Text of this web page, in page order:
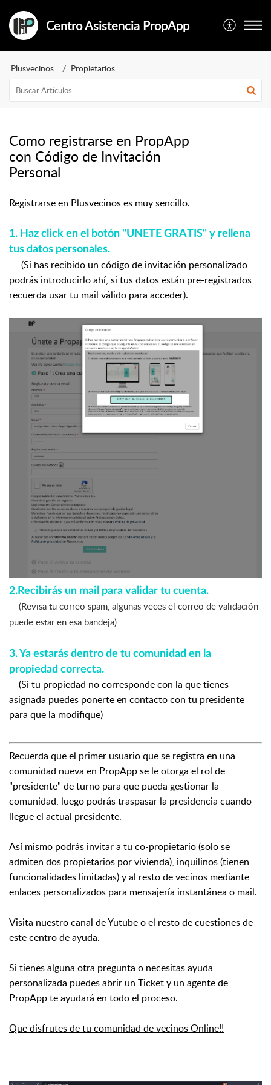
Centro Asistencia PropApp
Plusvecinos Propietarios
Como registrarse en PropApp
con Código de Invitación
Personal
Registrarse en Plusvecinos es muy sencillo.
1. Haz click en el botón "UNETE GRATIS" y rellena
tus datos personales.
(Si has recibido un código de invitación personalizado
podrás introducirlo ahí, si tus datos están pre-registrados
recuerda usar tu mail válido para acceder).
2.Recibirás un mail para validar tu cuenta.
(Revisa tu correo spam, algunas veces el correo de validación
puede estar en esa bandeja)
3. Ya estarás dentro de tu comunidad en la
propiedad correcta.
(Si tu propiedad no corresponde con la que tienes
asignada puedes ponerte en contacto con tu presidente
para que la modifique)
Recuerda que el primer usuario que se registra en una
comunidad nueva en PropApp se le otorga el rol de
"presidente" de turno para que pueda gestionar la
comunidad, luego podrás traspasar la presidencia cuando
llegue el actual presidente.
Así mismo podrás invitar a tu co-propietario (solo se
admiten dos propietarios por vivienda), inquilinos (tienen
funcionalidades limitadas) y al resto de vecinos mediante
enlaces personalizados para mensajería instantánea o mail.
Visita nuestro canal de Yutube o el resto de cuestiones de
este centro de ayuda.
Si tienes alguna otra pregunta o necesitas ayuda
personalizada puedes abrir un Ticket y un agente de
PropApp te ayudará en todo el proceso.
Que disfrutes de tu comunidad de vecinos Online!!